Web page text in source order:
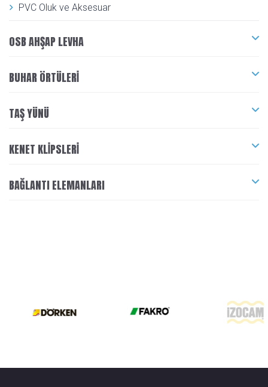
PVC Oluk ve Aksesuar
OSB AHŞAP LEVHA
BUHAR ÖRTÜLERI
TAŞ YÜNÜ
KENET KLIPSLERI
BAĞLANTI ELEMANLARI